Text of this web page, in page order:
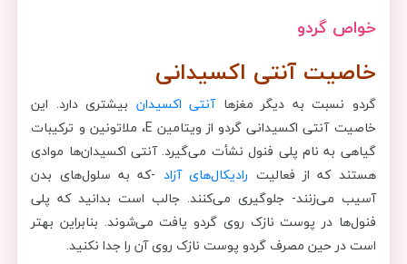
خواص گردو
خاصیت آنتی اکسیدانی
گردو نسبت به دیگر مغزها آنتی اکسیدان‌ بیشتری دارد. این
خاصیت آنتی اکسیدانی گردو از ویتامین E، ملاتونین و ترکیبات
گیاهی به نام پلی فنول‌ نشأت می‌گیرد. آنتی اکسیدان‌ها موادی
هستند که از فعالیت رادیکال‌های آزاد -که به سلول‌های بدن
آسیب می‌زنند- جلوگیری می‌کنند. جالب است بدانید که پلی
فنول‌ها در پوست نازک روی گردو یافت می‌شوند. بنابراین بهتر
است در حین مصرف گردو پوست نازک روی آن را جدا نکنید.